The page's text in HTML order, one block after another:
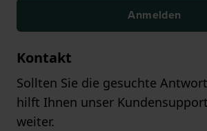
Anmelden
Kontakt
Sollten Sie die gesuchte
hilft Ihnen unser
weiter.